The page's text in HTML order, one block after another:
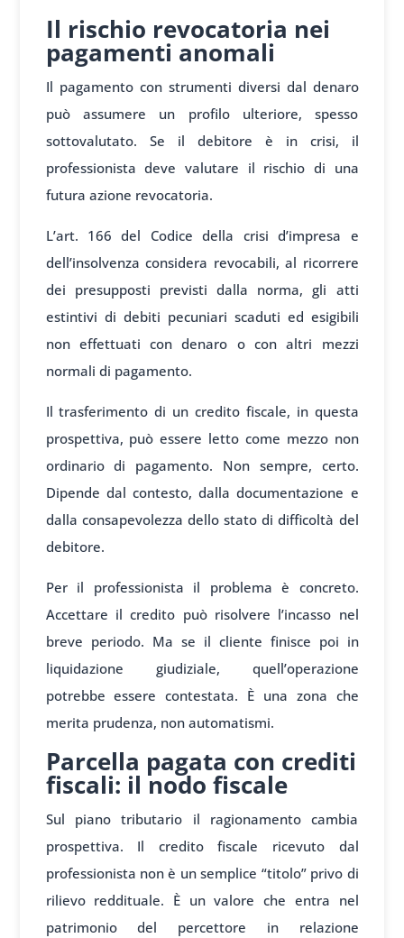
Il rischio revocatoria nei
pagamenti anomali
Il pagamento con strumenti diversi dal denaro
può assumere un profilo ulteriore, spesso
sottovalutato. Se il debitore è in crisi, il
professionista deve valutare il rischio di una
futura azione revocatoria.
L’art. 166 del Codice della crisi d’impresa e
dell’insolvenza considera revocabili, al ricorrere
dei presupposti previsti dalla norma, gli atti
estintivi di debiti pecuniari scaduti ed esigibili
non effettuati con denaro o con altri mezzi
normali di pagamento.
Il trasferimento di un credito fiscale, in questa
prospettiva, può essere letto come mezzo non
ordinario di pagamento. Non sempre, certo.
Dipende dal contesto, dalla documentazione e
dalla consapevolezza dello stato di difficoltà del
debitore.
Per il professionista il problema è concreto.
Accettare il credito può risolvere l’incasso nel
breve periodo. Ma se il cliente finisce poi in
liquidazione giudiziale, quell’operazione
potrebbe essere contestata. È una zona che
merita prudenza, non automatismi.
Parcella pagata con crediti
fiscali: il nodo fiscale
Sul piano tributario il ragionamento cambia
prospettiva. Il credito fiscale ricevuto dal
professionista non è un semplice “titolo” privo di
rilievo reddituale. È un valore che entra nel
patrimonio del percettore in relazione